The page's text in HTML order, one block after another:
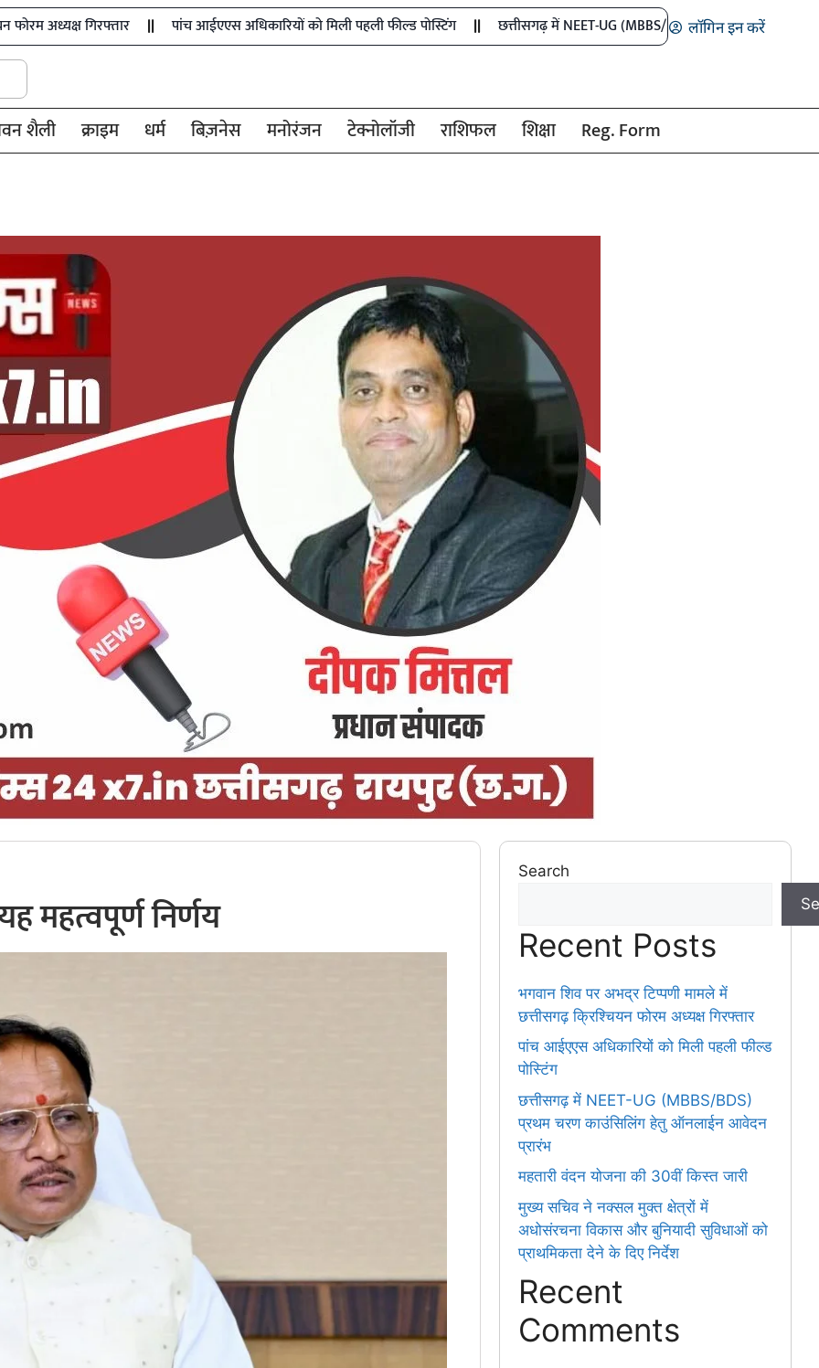
गिरफ्तार पांच आईएएस अधिकारियों को मिली पहली फील्ड पोस्टिंग छत्तीसगढ़ में NEET-UG (MBBS/BDS) प्रथम चरण काउंसिलिंग हेतु
लॉगिन इन करें
शैली क्राइम धर्म बिज़नेस मनोरंजन टेक्नोलॉजी राशिफल शिक्षा Reg. Form
महत्वपूर्ण निर्णय
Search
Recent Posts
भगवान शिव पर अभद्र टिप्पणी मामले में
छत्तीसगढ़ क्रिश्चियन फोरम अध्यक्ष गिरफ्तार
पांच आईएएस अधिकारियों को मिली पहली फील्ड
पोस्टिंग
छत्तीसगढ़ में NEET-UG (MBBS/BDS)
प्रथम चरण काउंसिलिंग हेतु ऑनलाईन आवेदन
प्रारंभ
महतारी वंदन योजना की 30वीं किस्त जारी
मुख्य सचिव ने नक्सल मुक्त क्षेत्रों में
अधोसंरचना विकास और बुनियादी सुविधाओं को
प्राथमिकता देने के दिए निर्देश
Recent
Comments